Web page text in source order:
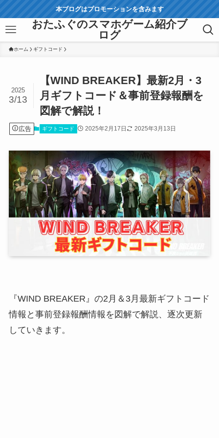
本ブログはプロモーションを含みます
おたふぐのスマホゲーム紹介ブ
ログ
ホーム ギフトコード
【WIND BREAKER】最新2月・3
月ギフトコード＆事前登録報酬を
図解で解説！
2025
3/13
広告 ギフトコード 2025年2月17日 2025年3月13日
『WIND BREAKER』の2月＆3月最新ギフトコード
情報と事前登録報酬情報を図解で解説、逐次更新
していきます。